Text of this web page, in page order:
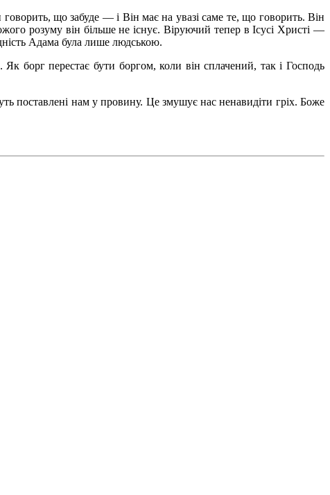
що забуде — і Він має на увазі саме те, що говорить. Він
розуму він більше не існує. Віруючий тепер в Ісусі Христі —
Адама була лише людською.
борг перестає бути боргом, коли він сплачений, так і Господь
поставлені нам у провину. Це змушує нас ненавидіти гріх. Боже